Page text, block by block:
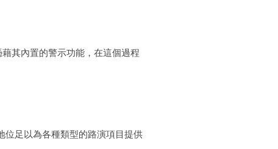
其內置的警示功能，在這個過程
位足以為各種類型的路演項目提供